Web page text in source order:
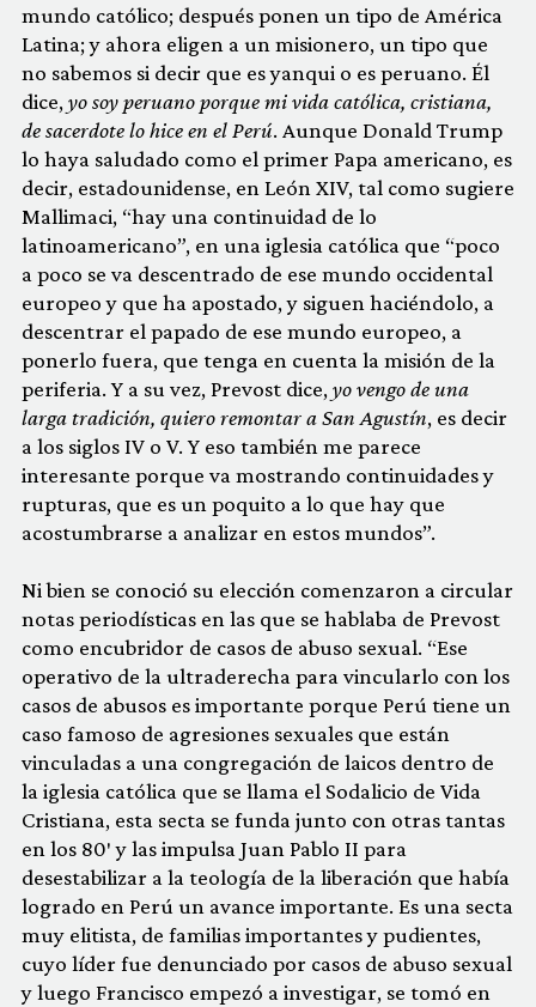
mundo católico; después ponen un tipo de América
Latina; y ahora eligen a un misionero, un tipo que
no sabemos si decir que es yanqui o es peruano. Él
dice, yo soy peruanoporque mi vida católica, cristiana,
de sacerdote lo hice en el Perú. Aunque Donald Trump
lo haya saludado como el primer Papa americano, es
decir, estadounidense, en León XIV, tal como sugiere
Mallimaci, “hay una continuidad de lo
latinoamericano”, en una iglesia católica que “poco
a poco se va descentrado de ese mundo occidental
europeo y que ha apostado, y siguen haciéndolo, a
descentrar el papado de ese mundo europeo, a
ponerlo fuera, que tenga en cuenta la misión de la
periferia. Y a su vez, Prevost dice, yo vengo de una
larga tradición, quiero remontar a San Agustín, es decir
a los siglos IV o V. Y eso también me parece
interesante porque va mostrando continuidades y
rupturas, que es un poquito a lo que hay que
acostumbrarse a analizar en estos mundos”.
Ni bien se conoció su elección comenzaron a circular
notas periodísticas en las que se hablaba de Prevost
como encubridor de casos de abuso sexual. “Ese
operativo de la ultraderecha para vincularlo con los
casos de abusos es importante porque Perú tiene un
caso famoso de agresiones sexuales que están
vinculadas a una congregación de laicos dentro de
la iglesia católica que se llama el Sodalicio de Vida
Cristiana, esta secta se funda junto con otras tantas
en los 80′ y las impulsa Juan Pablo II para
desestabilizar a la teología de la liberación que había
logrado en Perú un avance importante. Es una secta
muy elitista, de familias importantes y pudientes,
cuyo líder fue denunciado por casos de abuso sexual
y luego Francisco empezó a investigar, se tomó en